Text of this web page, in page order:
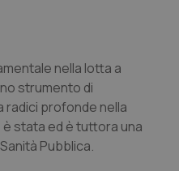
nella lotta a
strumento di
radici profonde nella
stata ed è tuttora una
Pubblica.